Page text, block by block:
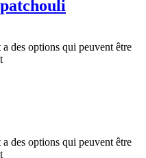
des options qui peuvent être
des options qui peuvent être